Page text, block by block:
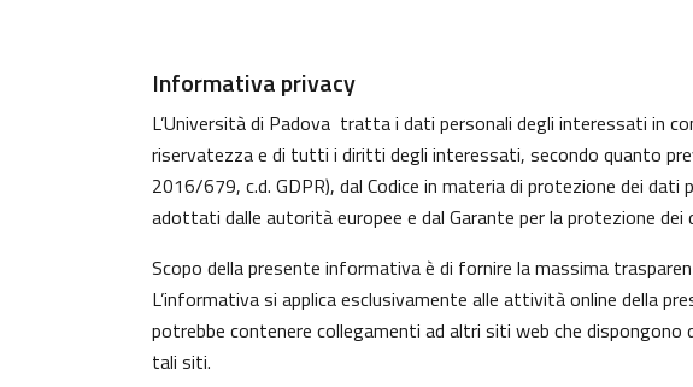
Informativa privacy
L’Università di Padova tratta i dati personali degli interessati in
riservatezza e di tutti i diritti degli interessati, secondo quanto
2016/679, c.d. GDPR), dal Codice in materia di protezione dei
adottati dalle autorità europee e dal Garante per la protezione dei
Scopo della presente informativa è di fornire la massima
L’informativa si applica esclusivamente alle attività online della
potrebbe contenere collegamenti ad altri siti web che
tali siti.